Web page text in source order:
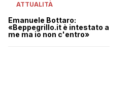
ATTUALITÀ
Emanuele Bottaro:
«Beppegrillo.it è intestato a
me ma io non c'entro»